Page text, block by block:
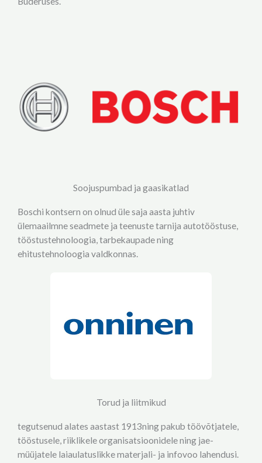
Soojuspumbad ja gaasikatlad
Boschi kontsern on olnud üle saja aasta juhtiv
ülemaailmne seadmete ja teenuste tarnija autotööstuse,
tööstustehnoloogia, tarbekaupade ning
ehitustehnoloogia valdkonnas.
Torud ja liitmikud
tegutsenud alates aastast 1913ning pakub töövõtjatele,
tööstusele, riiklikele organisatsioonidele ning jae-
müüjatele laiaulatuslikke materjali- ja infovoo lahendusi.